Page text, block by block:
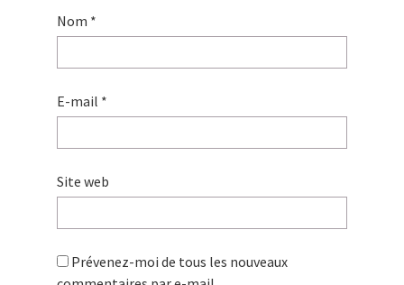
Nom *
E-mail *
Site web
Prévenez-moi de tous les nouveaux